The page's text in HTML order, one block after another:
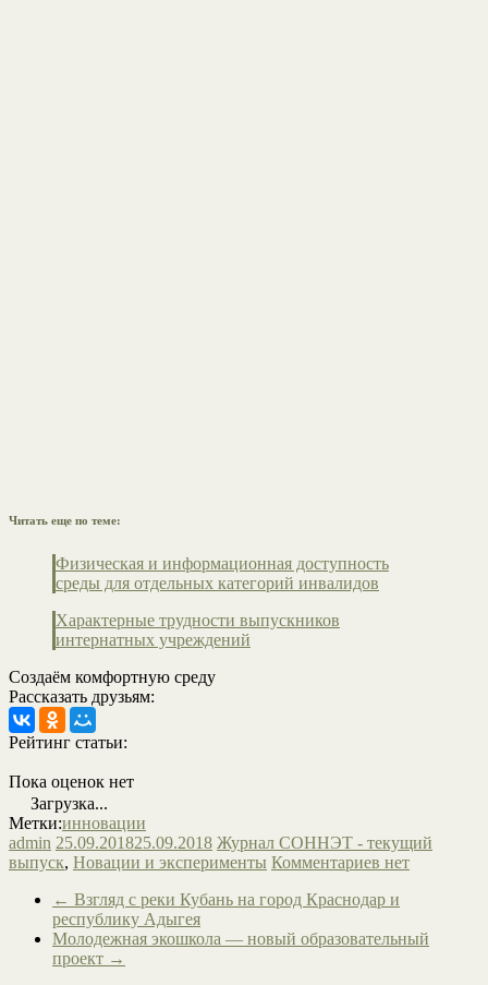
Читать еще по теме:
Физическая и информационная доступность
среды для отдельных категорий инвалидов
Характерные трудности выпускников
интернатных учреждений
Создаём комфортную среду
Рассказать друзьям:
Рейтинг статьи:
Пока оценок нет
Загрузка...
Метки:инновации
admin 25.09.201825.09.2018 Журнал СОННЭТ - текущий
выпуск, Новации и эксперименты Комментариев нет
← Взгляд с реки Кубань на город Краснодар и
республику Адыгея
Молодежная экошкола — новый образовательный
проект →